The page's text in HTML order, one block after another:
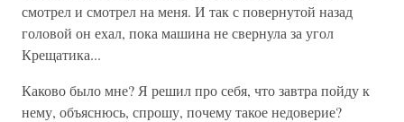
смотрел и смотрел на меня. И так с повернутой назад
головой он ехал, пока машина не свернула за угол
Крещатика...
Каково было мне? Я решил про себя, что завтра пойду к
нему, объяснюсь, спрошу, почему такое недоверие?